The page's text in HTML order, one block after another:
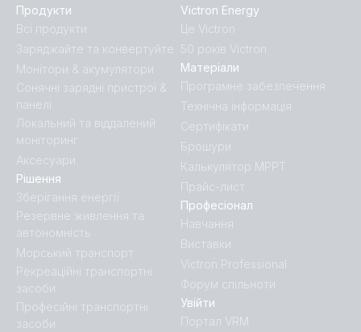
Продукти
Всі продукти
Заряджайте та конвертуйте
Монітори & акумулятори
Сонячні зарядні пристрої &
панелі
Локальний та віддалений
моніторинг
Аксесуари
Victron Energy
Це Victron
50 років Victron
Рішення
Зберігання енергії
Резервне живлення та
автономність
Морський транспорт
Рекреаційні транспортні
засоби
Професійні транспортні
засоби
Матеріали
Програмне забезпечення
Технічна інформація
Сертифікати
Брошури
Калькулятор MPPT
Прайс-лист
Професіонал
Навчання
Виставки
Victron Professional
Форум спільноти
Увійти
Портал VRM